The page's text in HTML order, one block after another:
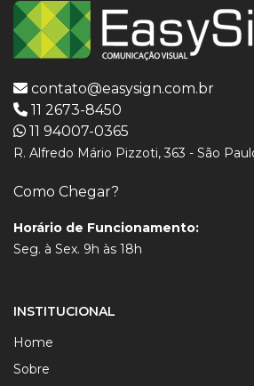
contato@easysign.com.br
11 2673-8450
11 94007-0365
R. Alfredo Mário Pizzoti, 363 - São
Como Chegar?
Horário de Funcionamento:
Seg. à Sex. 9h às 18h
INSTITUCIONAL
Home
Sobre